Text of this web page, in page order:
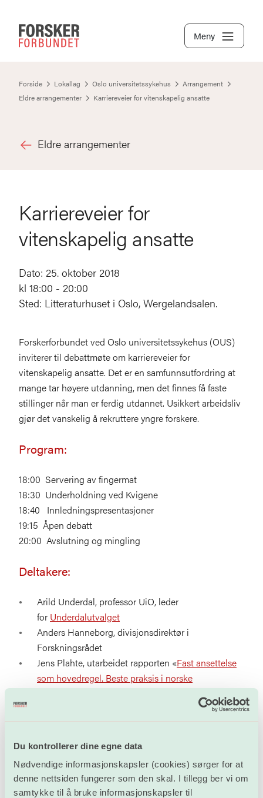
Du kontrollerer dine egne data
Nødvendige informasjonskapsler (cookies) sørger for at
denne nettsiden fungerer som den skal. I tillegg ber vi om
samtykke til å bruke informasjonskapsler til
Meny
Forside Lokallag Oslo universitetssykehus
Arrangement
Eldre arrangementer
Karriereveier for vitenskapelig ansatte
Eldre arrangementer
Karriereveier for
vitenskapelig ansatte
Dato: 25. oktober 2018
kl 18:00 - 20:00
Sted: Litteraturhuset i Oslo, Wergelandsalen.
Forskerforbundet ved Oslo universitetssykehus (OUS)
inviterer til debattmøte om karriereveier for
vitenskapelig ansatte. Det er en samfunnsutfordring at
mange tar høyere utdanning, men det finnes få faste
stillinger når man er ferdig utdannet. Usikkert arbeidsliv
gjør det vanskelig å rekruttere yngre forskere.
Program:
18:00 Servering av fingermat
18:30 Underholdning ved Kvigene
18:40 Innledningspresentasjoner
19:15 Åpen debatt
20:00 Avslutning og mingling
Deltakere:
Arild Underdal, professor UiO, leder
for Underdalutvalget
Anders Hanneborg, divisjonsdirektør i
Forskningsrådet
Jens Plahte, utarbeidet rapporten «Fast ansettelse
som hovedregel. Beste praksis i norske
forskningsdirektør ved OUS
og gruppeleder ved OUS. Nyvalgt leder av
Forskerforbundet fra 1.1.2019.
Jo Stein Moen, leder for samfunnskontakt SINTEF